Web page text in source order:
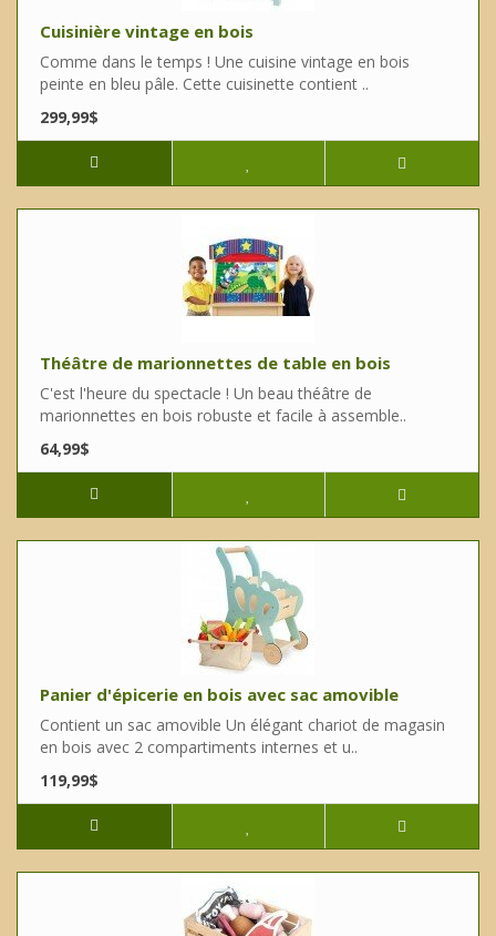
Cuisinière vintage en bois
Comme dans le temps ! Une cuisine vintage en bois
peinte en bleu pâle. Cette cuisinette contient ..
299,99$
Théâtre de marionnettes de table en bois
C'est l'heure du spectacle ! Un beau théâtre de
marionnettes en bois robuste et facile à assemble..
64,99$
Panier d'épicerie en bois avec sac amovible
Contient un sac amovible Un élégant chariot de magasin
en bois avec 2 compartiments internes et u..
119,99$